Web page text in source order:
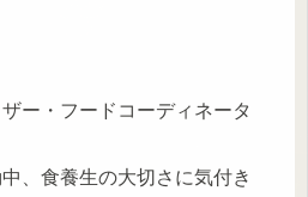
ー・フードコーディネータ
、食養生の大切さに気付き